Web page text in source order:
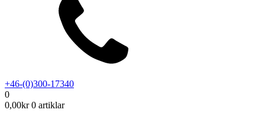
+46-(0)300-17340
0
0,00kr 0 artiklar